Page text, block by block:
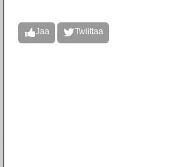
Jaa Twiittaa